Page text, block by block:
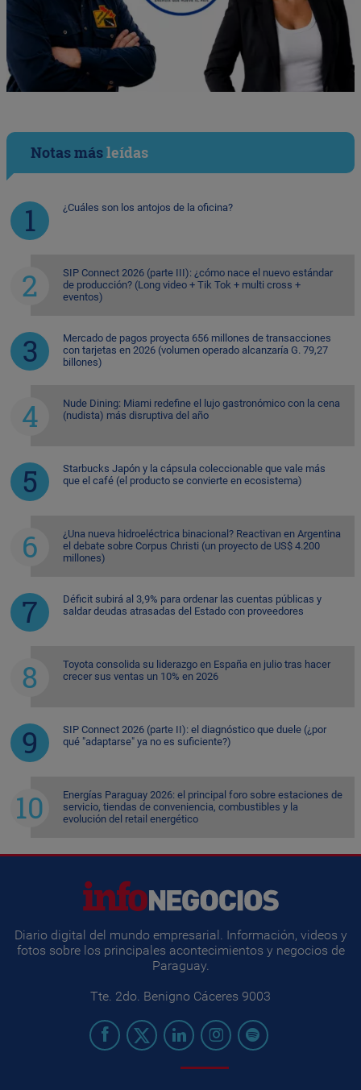
Notas másleídas
¿Cuáles son los antojos de la oficina?
SIP Connect 2026 (parte III): ¿cómo nace el nuevo estándar
de producción? (Long video + Tik Tok + multi cross +
eventos)
Mercado de pagos proyecta 656 millones de transacciones
con tarjetas en 2026 (volumen operado alcanzaría G. 79,27
billones)
Nude Dining: Miami redefine el lujo gastronómico con la cena
(nudista) más disruptiva del año
Starbucks Japón y la cápsula coleccionable que vale más
que el café (el producto se convierte en ecosistema)
¿Una nueva hidroeléctrica binacional? Reactivan en Argentina
el debate sobre Corpus Christi (un proyecto de US$ 4.200
millones)
Déficit subirá al 3,9% para ordenar las cuentas públicas y
saldar deudas atrasadas del Estado con proveedores
Toyota consolida su liderazgo en España en julio tras hacer
crecer sus ventas un 10% en 2026
SIP Connect 2026 (parte II): el diagnóstico que duele (¿por
qué "adaptarse" ya no es suficiente?)
Energías Paraguay 2026: el principal foro sobre estaciones de
servicio, tiendas de conveniencia, combustibles y la
evolución del retail energético
Diario digital del mundo empresarial. Información, videos y
fotos sobre los principales acontecimientos y negocios de
Paraguay.
Tte. 2do. Benigno Cáceres 9003